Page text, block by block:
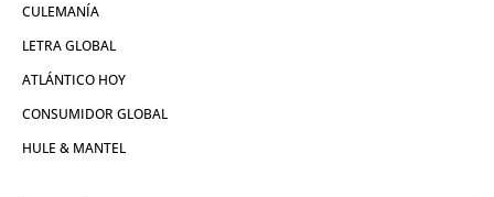
CULEMANÍA
LETRA GLOBAL
ATLÁNTICO HOY
CONSUMIDOR GLOBAL
HULE & MANTEL